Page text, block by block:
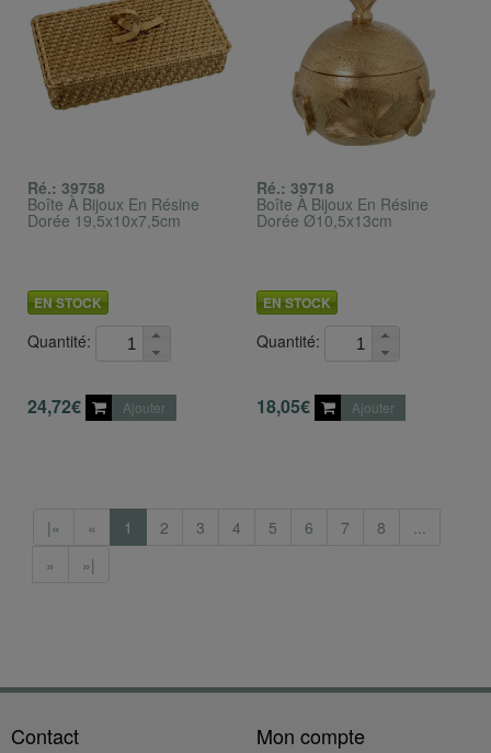
Ré.: 39758
Boîte À Bijoux En Résine
Dorée 19,5x10x7,5cm
EN STOCK
Quantité:
24,72€ Ajouter
Ré.: 39718
Boîte À Bijoux En Résine
Dorée Ø10,5x13cm
EN STOCK
Quantité:
18,05€ Ajouter
|« « 1 2 3 4 5 6 7 8
...
»
»|
Contact Mon compte